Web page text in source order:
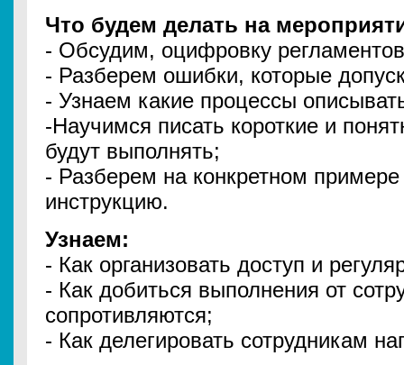
Что будем делать на
- Обсудим, оцифровку
- Разберем ошибки, которые
- Узнаем какие процессы
-Научимся писать короткие и
будут выполнять;
- Разберем на конкретном
инструкцию.
Узнаем:
- Как организовать доступ и
- Как добиться выполнения от
сопротивляются;
- Как делегировать сотрудникам